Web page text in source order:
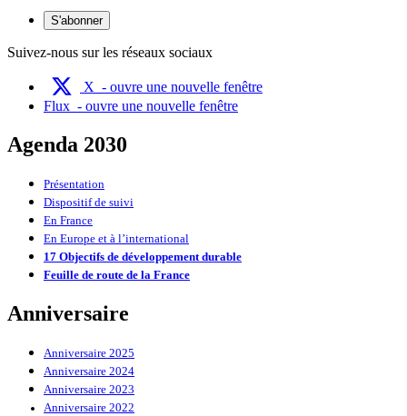
S'abonner
Suivez-nous sur les réseaux sociaux
X - ouvre une nouvelle fenêtre
Flux - ouvre une nouvelle fenêtre
Agenda 2030
Présentation
Dispositif de suivi
En France
En Europe et à l’international
17 Objectifs de développement durable
Feuille de route de la France
Anniversaire
Anniversaire 2025
Anniversaire 2024
Anniversaire 2023
Anniversaire 2022